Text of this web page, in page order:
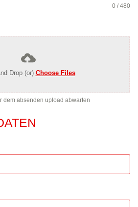
0 / 480
Drop (or) Choose Files
dem absenden upload abwarten